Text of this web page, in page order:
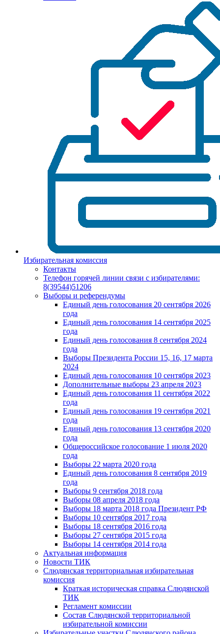
Избирательная комиссия
Контакты
Телефон горячей линии связи с избирателями:
8(39544)51206
Выборы и референдумы
Единый день голосования 20 сентября 2026
года
Единый день голосования 14 сентября 2025
года
Единый день голосования 8 сентября 2024
года
Выборы Президента России 15, 16, 17 марта
2024
Единый день голосования 10 сентября 2023
Дополнительные выборы 23 апреля 2023
Единый день голосования 11 сентября 2022
года
Единый день голосования 19 сентября 2021
года
Единый день голосования 13 сентября 2020
года
Общероссийское голосование 1 июля 2020
года
Выборы 22 марта 2020 года
Единый день голосования 8 сентября 2019
года
Выборы 9 сентября 2018 года
Выборы 08 апреля 2018 года
Выборы 18 марта 2018 года Президент РФ
Выборы 10 сентября 2017 года
Выборы 18 сентября 2016 года
Выборы 27 сентября 2015 года
Выборы 14 сентября 2014 года
Актуальная информация
Новости ТИК
Слюдянская территориальная избирательная
комиссия
Краткая историческая справка Слюдянской
ТИК
Регламент комиссии
Состав Слюдянской территориальной
избирательной комиссии